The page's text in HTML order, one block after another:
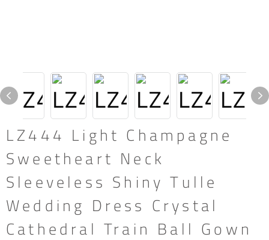
LZ444 Light Champagne
Sweetheart Neck
Sleeveless Shiny Tulle
Wedding Dress Crystal
Cathedral Train Ball Gown